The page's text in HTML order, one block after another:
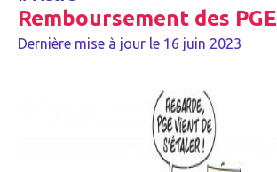
Remboursement des PGE
Dernière mise à jour le 16 juin 2023